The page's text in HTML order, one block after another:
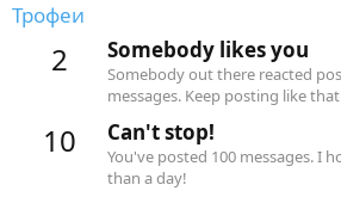
Трофеи
2 Somebody likes you
Somebody out there reacted
messages. Keep posting like
10 Can't stop!
You've posted 100 messages. I
than a day!